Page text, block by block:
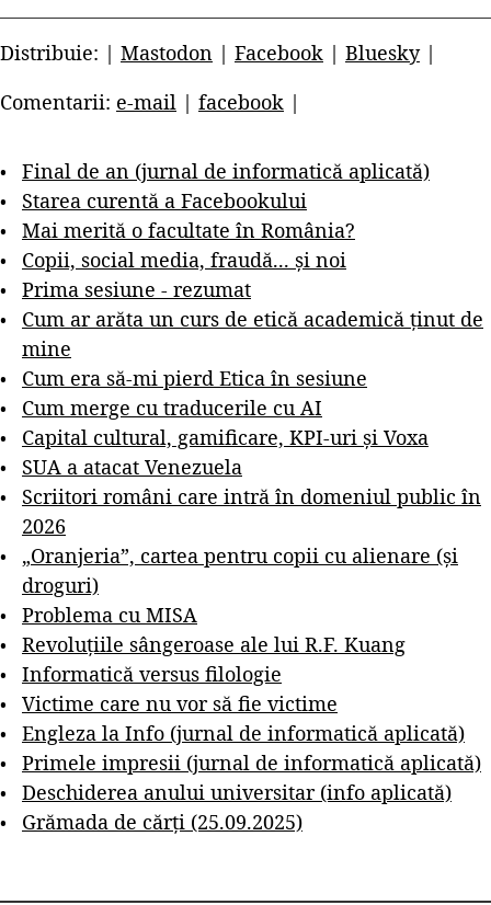
Distribuie: | Mastodon | Facebook | Bluesky|
Comentarii: e-mail | facebook |
Final de an (jurnal de informatică aplicată)
Starea curentă a Facebookului
Mai merită o facultate în România?
Copii, social media, fraudă... și noi
Prima sesiune - rezumat
Cum ar arăta un curs de etică academică ținut de
mine
Cum era să-mi pierd Etica în sesiune
Cum merge cu traducerile cu AI
Capital cultural, gamificare, KPI-uri și Voxa
SUA a atacat Venezuela
Scriitori români care intră în domeniul public în
2026
„Oranjeria”, cartea pentru copii cu alienare (și
droguri)
Problema cu MISA
Revoluțiile sângeroase ale lui R.F. Kuang
Informatică versus filologie
Victime care nu vor să fie victime
Engleza la Info (jurnal de informatică aplicată)
Primele impresii (jurnal de informatică aplicată)
Deschiderea anului universitar (info aplicată)
Grămada de cărți (25.09.2025)